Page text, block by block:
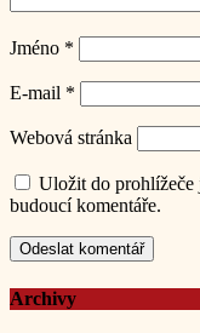
Jméno *
E-mail *
Webová stránka
Uložit do prohlížeče
budoucí komentáře.
Archivy